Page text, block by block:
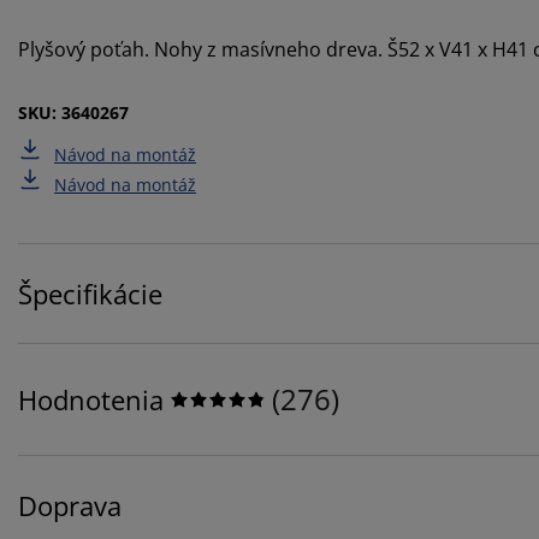
Plyšový poťah. Nohy z masívneho dreva. Š52 x V41 x H41
SKU: 3640267
Návod na montáž
Návod na montáž
Špecifikácie
Hodnotenia (276)
Doprava